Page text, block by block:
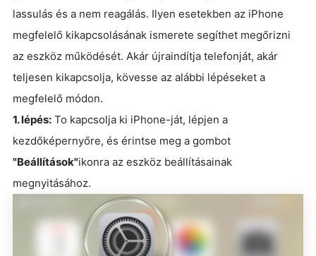
lassulás és a nem reagálás. Ilyen esetekben az iPhone
megfelelő kikapcsolásának ismerete segíthet megőrizni
az eszköz működését. Akár újraindítja telefonját, akár
teljesen kikapcsolja, kövesse az alábbi lépéseket a
megfelelő módon.
1. lépés: To kapcsolja ki iPhone-ját, lépjen a
kezdőképernyőre, és érintse meg a gombot
"Beállítások"ikonra az eszköz beállításainak
megnyitásához.